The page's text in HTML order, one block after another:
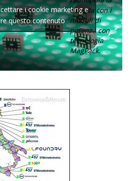
densità con i
moduli di
potenza con
tecnologia
MagPack.
i cookie marketing e
questo contenuto